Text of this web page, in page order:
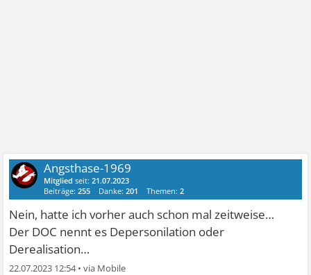
Angsthase-1969
Mitglied seit:21.07.2023
Beiträge:255 Danke:201 Themen:2
Nein, hatte ich vorher auch schon mal zeitweise…
Der DOC nennt es Depersonilation oder
Derealisation…
22.07.2023 12:54•